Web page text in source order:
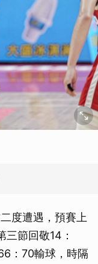
度遭遇，預賽上
節回敬14：
：70輸球，時隔